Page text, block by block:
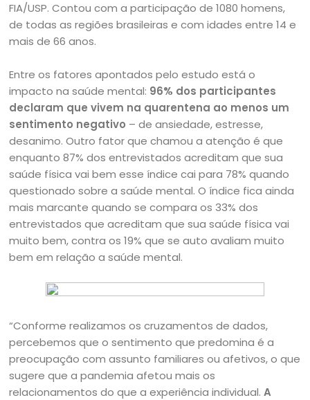
FIA/USP. Contou com a participação de 1080 homens,
de todas as regiões brasileiras e com idades entre 14 e
mais de 66 anos.
Entre os fatores apontados pelo estudo está o
impacto na saúde mental: 96% dos participantes
declaram que vivem na quarentena ao menos um
sentimento negativo – de ansiedade, estresse,
desanimo. Outro fator que chamou a atenção é que
enquanto 87% dos entrevistados acreditam que sua
saúde física vai bem esse índice cai para 78% quando
questionado sobre a saúde mental. O índice fica ainda
mais marcante quando se compara os 33% dos
entrevistados que acreditam que sua saúde física vai
muito bem, contra os 19% que se auto avaliam muito
bem em relação a saúde mental.
“Conforme realizamos os cruzamentos de dados,
percebemos que o sentimento que predomina é a
preocupação com assunto familiares ou afetivos, o que
sugere que a pandemia afetou mais os
relacionamentos do que a experiência individual.A